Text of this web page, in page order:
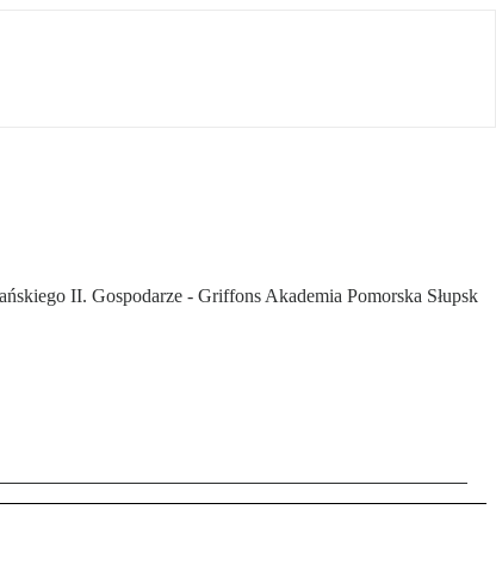
II. Gospodarze - Griffons Akademia Pomorska Słupsk